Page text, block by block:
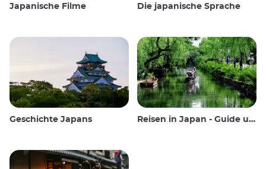
Japanische Filme Die japanische Sprache
Geschichte Japans Reisen in Japan - Guide und Wissenswertes